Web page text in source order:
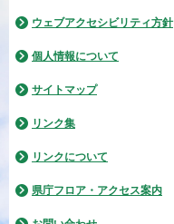
ウェブアクセシビリティ方針
個人情報について
サイトマップ
リンク集
リンクについて
県庁フロア・アクセス案内